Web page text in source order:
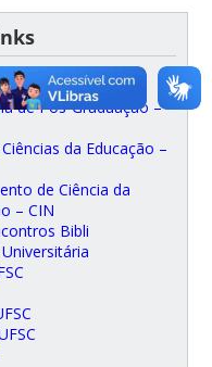
de Pós-Graduação –
da Educação –
de Ciência da
– CIN
Bibli